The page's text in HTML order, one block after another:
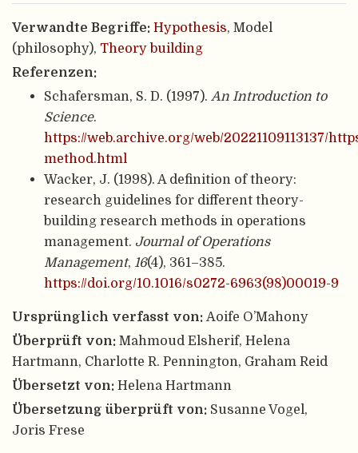
Verwandte Begriffe: Hypothesis, Model
(philosophy), Theory building
Referenzen:
Schafersman, S. D. (1997). An Introduction to
Science.
https://web.archive.org/web/20221109113137/
method.html
Wacker, J. (1998). A definition of theory:
research guidelines for different theory-
building research methods in operations
management. Journal of Operations
Management, 16(4), 361–385.
https://doi.org/10.1016/s0272-6963(98)00019-9
Ursprünglich verfasst von: Aoife O’Mahony
Überprüft von: Mahmoud Elsherif, Helena
Hartmann, Charlotte R. Pennington, Graham Reid
Übersetzt von: Helena Hartmann
Übersetzung überprüft von: Susanne Vogel,
Joris Frese